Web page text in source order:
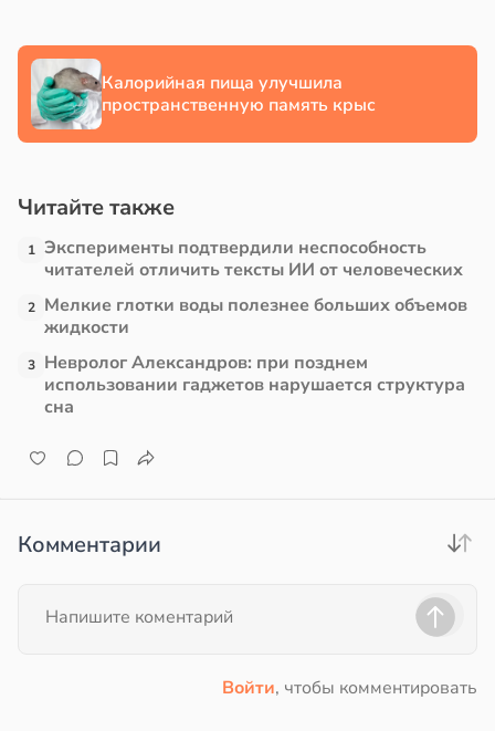
Калорийная пища улучшила
пространственную память крыс
Читайте также
1 Эксперименты подтвердили неспособность
читателей отличить тексты ИИ от человеческих
2 Мелкие глотки воды полезнее больших объемов
жидкости
3 Невролог Александров: при позднем
использовании гаджетов нарушается структура
сна
Комментарии
Войти, чтобы комментировать